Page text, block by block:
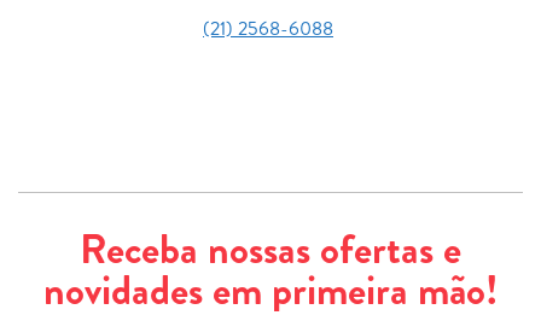
(21) 2568-6088
Receba nossas ofertas e
novidades em primeira mão!